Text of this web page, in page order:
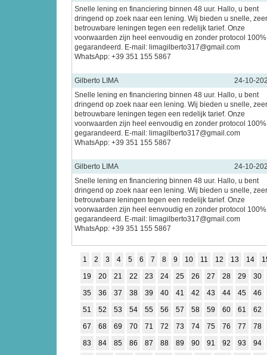
Snelle lening en financiering binnen 48 uur. Hallo, u bent
dringend op zoek naar een lening. Wij bieden u snelle, zeer
betrouwbare leningen tegen een redelijk tarief. Onze
voorwaarden zijn heel eenvoudig en zonder protocol 100%
gegarandeerd. E-mail: limagilberto317@gmail.com
WhatsApp: +39 351 155 5867
Gilberto LIMA
24-10-
Snelle lening en financiering binnen 48 uur. Hallo, u bent
dringend op zoek naar een lening. Wij bieden u snelle, zeer
betrouwbare leningen tegen een redelijk tarief. Onze
voorwaarden zijn heel eenvoudig en zonder protocol 100%
gegarandeerd. E-mail: limagilberto317@gmail.com
WhatsApp: +39 351 155 5867
Gilberto LIMA
24-10-
Snelle lening en financiering binnen 48 uur. Hallo, u bent
dringend op zoek naar een lening. Wij bieden u snelle, zeer
betrouwbare leningen tegen een redelijk tarief. Onze
voorwaarden zijn heel eenvoudig en zonder protocol 100%
gegarandeerd. E-mail: limagilberto317@gmail.com
WhatsApp: +39 351 155 5867
1 2 3 4 5 6 7 8 9 10 11 12 13 14
19
20 21 22 23 24 25 26 27 28 29
30
35
36 37 38 39 40 41 42 43 44 45
46
51
52 53 54 55 56 57 58 59 60 61
62
67
68 69 70 71 72 73 74 75 76 77
78
83
84 85 86 87 88 89 90 91 92 93
94